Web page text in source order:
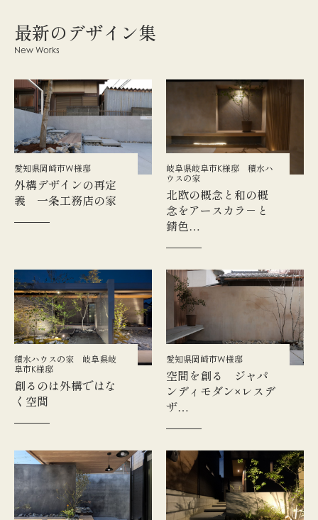
最新のデザイン集
New Works
愛知県岡崎市W様邸
外構デザインの再定
義 一条工務店の家
岐阜県岐阜市K様邸 積水ハ
ウスの家
北欧の概念と和の概
念をアースカラ－と
錆色…
積水ハウスの家 岐阜県岐
阜市K様邸
創るのは外構ではな
く空間
愛知県岡崎市W様邸
空間を創る ジャパ
ンディモダン×レスデ
ザ…